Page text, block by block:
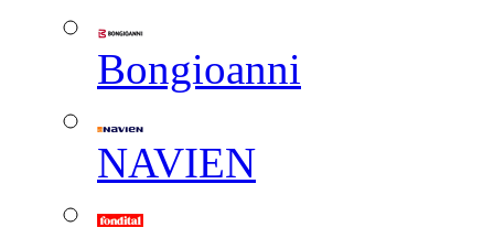
Вongioanni
NAVIEN